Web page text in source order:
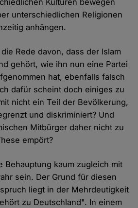
Kulturen bewegen
unterschiedlichen Religionen
anhängen.
Rede davon, dass der Islam
gehört, wie ihn nun eine Partei
hat, ebenfalls falsch
dafür scheint doch einiges zu
nicht ein Teil der Bevölkerung,
und diskriminiert? Und
Mitbürger daher nicht zu
empört?
Behauptung kaum zugleich mit
sein. Der Grund für diesen
liegt in der Mehrdeutigkeit
zu Deutschland". In einem